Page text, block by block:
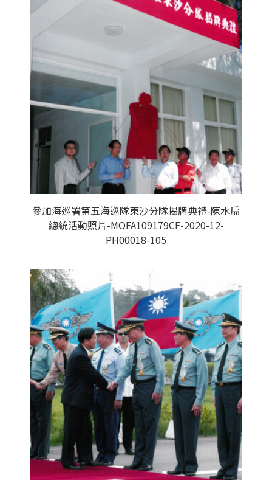
參加海巡署第五海巡隊東沙分隊揭牌典禮-陳水扁
總統活動照片-MOFA109179CF-2020-12-
PH00018-105